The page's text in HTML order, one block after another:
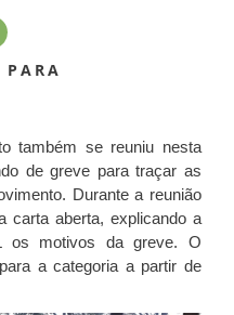
PARA
também se reuniu nesta
de greve para traçar as
Durante a reunião
carta aberta, explicando a
os motivos da greve. O
a categoria a partir de